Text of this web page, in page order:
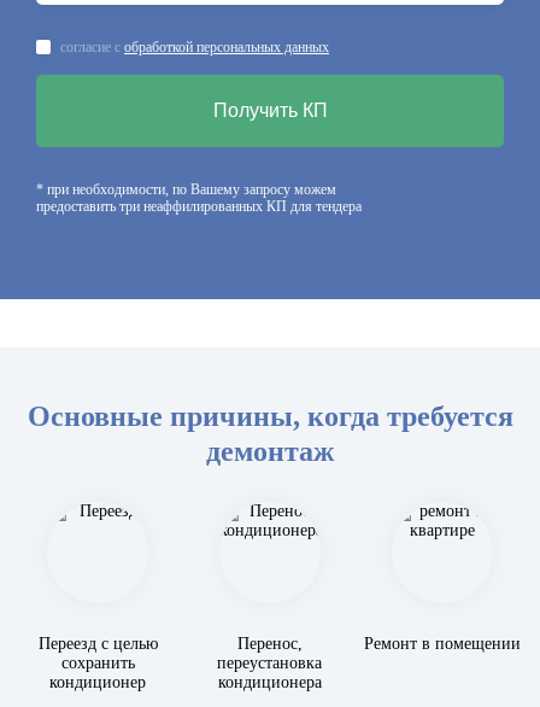
согласие с обработкой персональных данных
Получить КП
* при необходимости, по Вашему запросу можем
предоставить три неаффилированных КП для тендера
Основные причины, когда требуется
демонтаж
Переезд с целью
сохранить
кондиционер
Перенос,
переустановка
кондиционера
Ремонт в помещении